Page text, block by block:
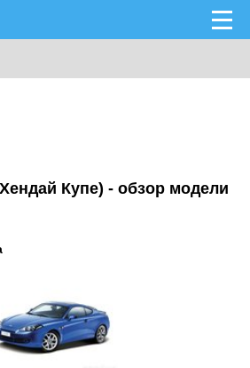
Купе) - обзор модели